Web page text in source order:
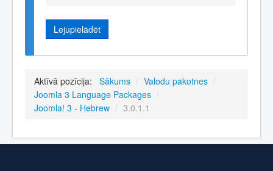
Lejupielādēt
Aktīvā pozīcija: Sākums / Valodu pakotnes /
Joomla 3 Language Packages /
Joomla! 3 - Hebrew / 3.0.1.1